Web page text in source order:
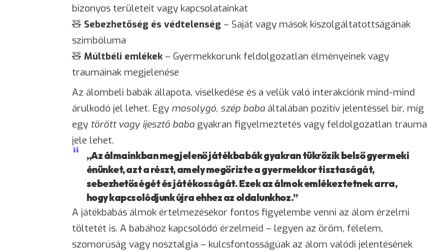
bizonyos területeit vagy kapcsolatainkat
🧸 Sebezhetőség és védtelenség – Saját vagy mások kiszolgáltatottságának
szimbóluma
🧸 Múltbéli emlékek– Gyermekkorunk feldolgozatlan élményeinek vagy
traumáinak megjelenése
Az álombeli babák állapota, viselkedése és a velük való interakciónk mind-mind
árulkodó jel lehet. Egy mosolygó, szép baba általában pozitív jelentéssel bír, míg
egy törött vagy ijesztő baba gyakran figyelmeztetés vagy feldolgozatlan trauma
jele lehet.
„Az álmainkban megjelenő játékbabák gyakran tükrözik belső gyermeki
énünket, azt a részt, amely megőrizte a gyermekkor tisztaságát,
sebezhetőségét és játékosságát. Ezek az álmok emlékeztetnek arra,
hogy kapcsolódjunk újra ehhez az oldalunkhoz.”
A játékbabás álmok értelmezésekor fontos figyelembe venni az álom érzelmi
töltetét is. A babához kapcsolódó érzelmeid – legyen az öröm, félelem,
szomorúság vagy nosztalgia – kulcsfontosságúak az álom valódi jelentésének